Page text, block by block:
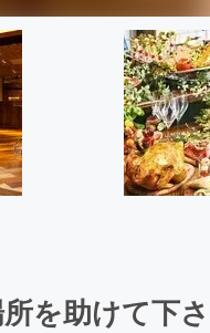
を助けて下さ